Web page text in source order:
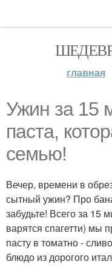
главная
Ужин за 15
паста,
семью!
Вечер, времени в
сытный ужин? Про
забудьте! Всего за 15
варятся спагетти) мы
пасту в томатно -
блюдо из дорогого